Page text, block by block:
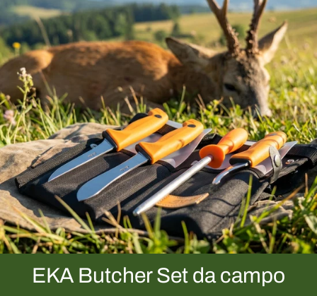
EKA Butcher Set da campo